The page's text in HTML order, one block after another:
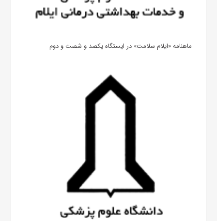
ماهنامه «ایلام سلامت» در ایستگاه یکصد و شصت و دوم